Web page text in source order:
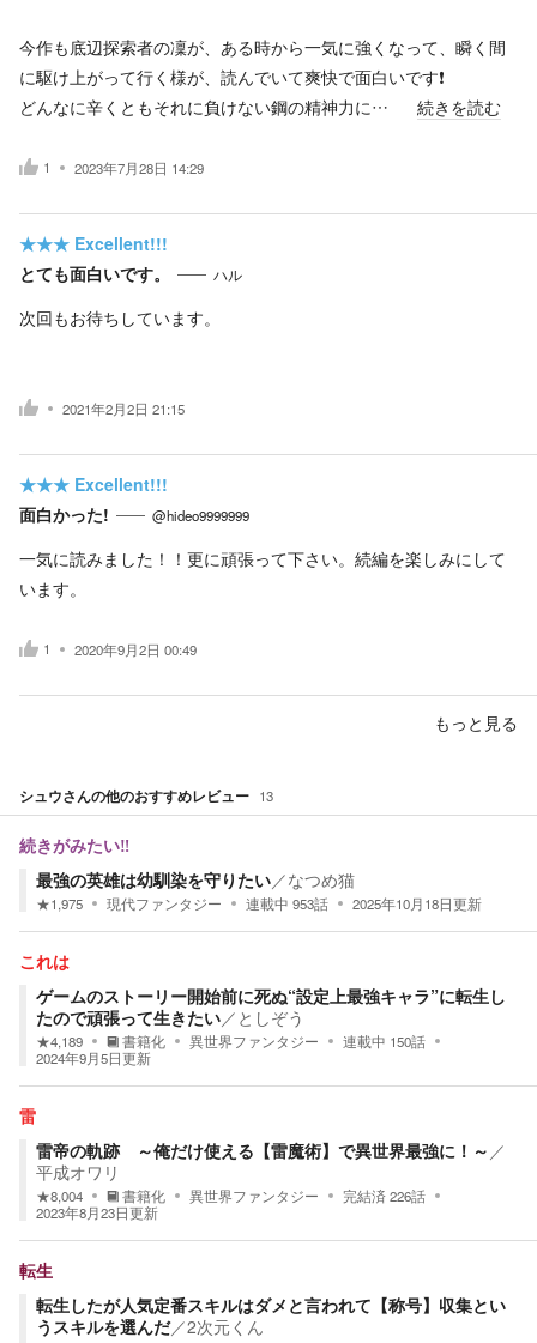
今作も底辺探索者の凜が、ある時から一気に強くなって、瞬く間
に駆け上がって行く様が、読んでいて爽快で面白いです❗
どんなに辛くともそれに負けない鋼の精神力に…
続きを読む
1 2023年7月28日 14:29
★★★ Excellent!!!
とても面白いです。
ハル
次回もお待ちしています。
2021年2月2日 21:15
★★★ Excellent!!!
面白かった!
@hideo9999999
一気に読みました！！更に頑張って下さい。続編を楽しみにして
います。
1 2020年9月2日 00:49
もっと見る
シュウさんの他のおすすめレビュー 13
続きがみたい‼️
最強の英雄は幼馴染を守りたい／なつめ猫
★1,975 現代ファンタジー 連載中 953話 2025年10月18日更新
これは
ゲームのストーリー開始前に死ぬ“設定上最強キャラ”に転生し
たので頑張って生きたい／ としぞう
★4,189 書籍化 異世界ファンタジー 連載中 150話
2024年9月5日更新
雷
雷帝の軌跡 ～俺だけ使える【雷魔術】で異世界最強に！～ ／
平成オワリ
★8,004 書籍化 異世界ファンタジー 完結済 226話
2023年8月23日更新
転生
転生したが人気定番スキルはダメと言われて【称号】収集とい
うスキルを選んだ／2次元くん